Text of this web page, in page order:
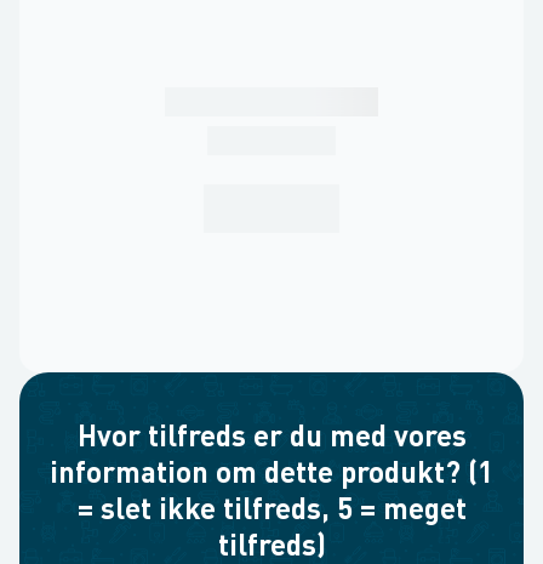
Hvor tilfreds er du med vores
information om dette produkt? (1
= slet ikke tilfreds, 5 = meget
tilfreds)